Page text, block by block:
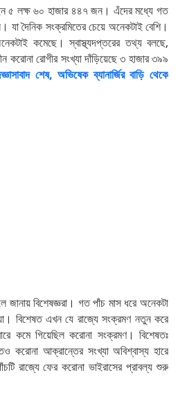
৫ লক্ষ ৬০ হাজার ৪৪৭ জন। এঁদের মধ্যে গত
দৈনিক সংক্রমিতের চেয়ে অনেকটাই বেশি।
কমেছে। স্বাস্থ্যদপ্তরের তথ্য বলছে,
করোনা রোগীর সংখ্যা দাঁড়িয়েছে ৩ হাজার ৩৯৯
শেষ, অভিষেক ব্যানার্জির বাড়ি থেকে
জানায় বিশেষজ্ঞরা। গত পাঁচ মাস ধরে অনেকটা
বিশেষত এখন যে রাজ্যে সংক্রমণ নতুন করে
কমে গিয়েছিল করোনা সংক্রমণ। বিশেষতঃ
করোনা আক্রান্তের সংখ্যা অবিশ্বাস্য হারে
রাজ্যে ফের করোনা ভাইরাসের প্রাবল্য শুরু